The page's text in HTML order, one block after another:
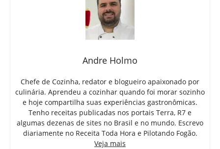
Andre Holmo
Chefe de Cozinha, redator e blogueiro apaixonado por
culinária. Aprendeu a cozinhar quando foi morar sozinho
e hoje compartilha suas experiências gastronômicas.
Tenho receitas publicadas nos portais Terra, R7 e
algumas dezenas de sites no Brasil e no mundo. Escrevo
diariamente no Receita Toda Hora e Pilotando Fogão.
Veja mais